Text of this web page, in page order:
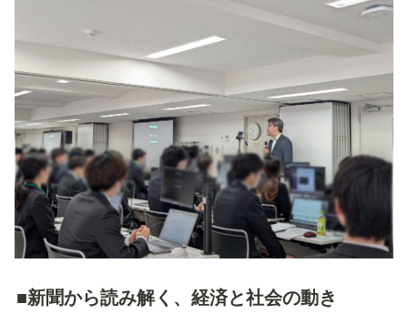
■新聞から読み解く、経済と社会の動き